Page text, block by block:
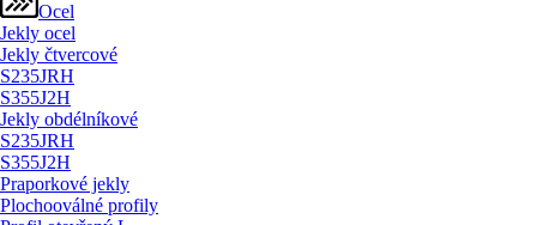
Ocel
Jekly ocel
Jekly čtvercové
S235JRH
S355J2H
Jekly obdélníkové
S235JRH
S355J2H
Praporkové jekly
Plochooválné profily